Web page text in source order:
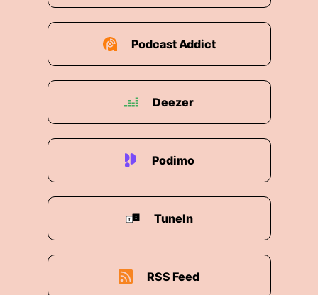
Podcast Addict
Deezer
Podimo
TuneIn
RSS Feed